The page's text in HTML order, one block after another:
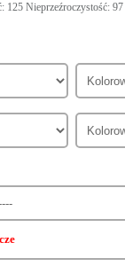
125 Nieprzeźroczystość: 97